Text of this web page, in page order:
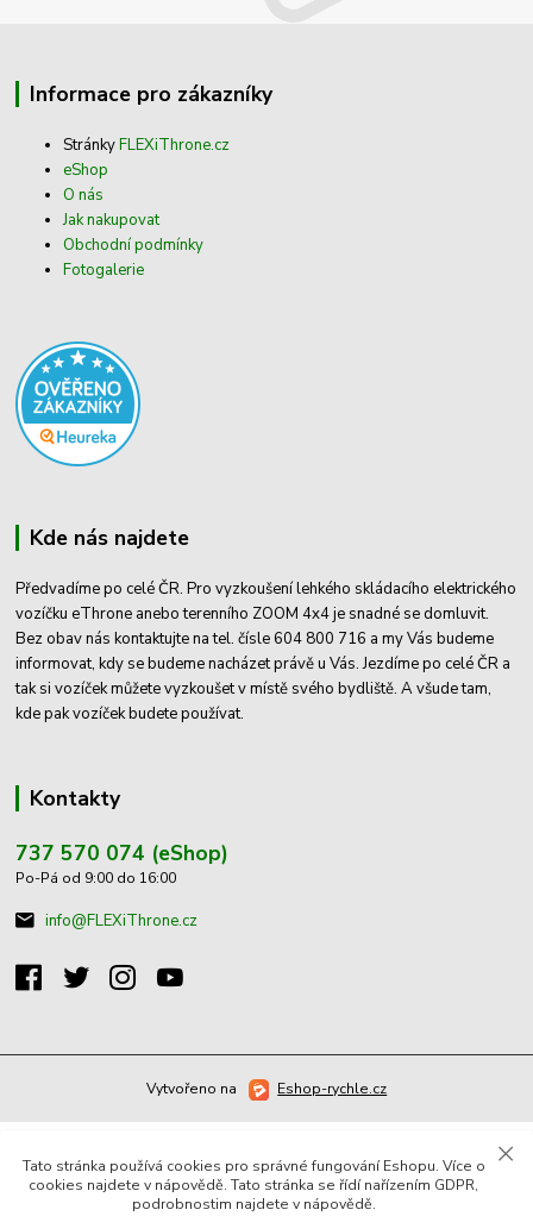
Informace pro zákazníky
StránkyFLEXiThrone.cz
eShop
O nás
Jak nakupovat
Obchodní podmínky
Fotogalerie
Kde nás najdete
Předvadíme po celé ČR. Pro vyzkoušení lehkého skládacího elektrického
vozíčku eThrone anebo terenního ZOOM 4x4 je snadné se domluvit.
Bez obav nás kontaktujte na tel. čísle 604 800 716 a my Vás budeme
informovat, kdy se budeme nacházet právě u Vás. Jezdíme po celé ČR a
tak si vozíček můžete vyzkoušet v místě svého bydliště. A všude tam,
kde pak vozíček budete používat.
Kontakty
737 570 074 (eShop)
Po-Pá od 9:00 do 16:00
info@FLEXiThrone.cz
Vytvořeno na Eshop-rychle.cz
Tato stránka používá cookies pro správné fungování Eshopu. Více o
cookies najdete v nápovědě. Tato stránka se řídí nařízením GDPR,
podrobnostim najdete v nápovědě.